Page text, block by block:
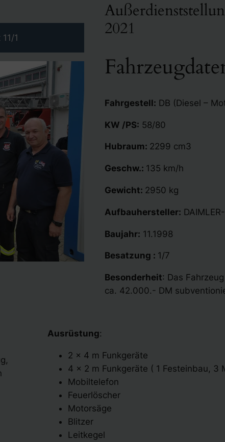
1
2021
Fahrgestell: DB (Diesel –
KW /PS: 58/80
Hubraum: 2299 cm3
Geschw.: 135 km/h
Gewicht: 2950 kg
Aufbauhersteller:
Baujahr: 11.1998
Besatzung : 1/7
Besonderheit: Das
ca. 42.000.- DM
Ausrüstung:
2 x 4 m Funkgeräte
4 x 2 m Funkgeräte ( 1 Festeinbau, 3
Mobiltelefon
Feuerlöscher
Motorsäge
Blitzer
Leitkegel